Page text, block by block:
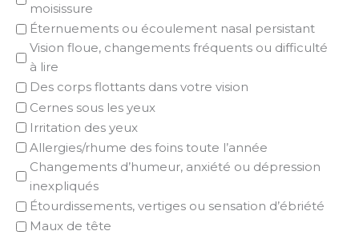
moisissure
Éternuements ou écoulement nasal persistant
Vision floue, changements fréquents ou difficulté
à lire
Des corps flottants dans votre vision
Cernes sous les yeux
Irritation des yeux
Allergies/rhume des foins toute l’année
Changements d’humeur, anxiété ou dépression
inexpliqués
Étourdissements, vertiges ou sensation d’ébriété
Maux de tête